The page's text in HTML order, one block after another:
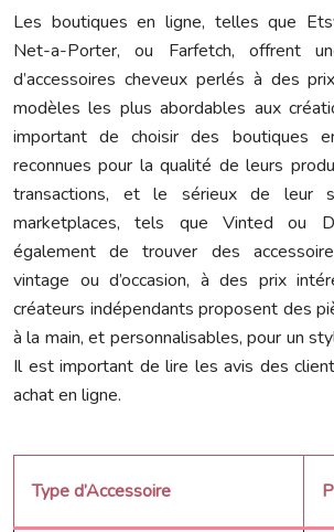
Les boutiques en ligne, telles que
Net-a-Porter, ou Farfetch, offrent
d’accessoires cheveux perlés à des
modèles les plus abordables aux
important de choisir des boutiques
reconnues pour la qualité de leurs
transactions, et le sérieux de leur
marketplaces, tels que Vinted ou
également de trouver des
vintage ou d’occasion, à des prix
créateurs indépendants proposent des
à la main, et personnalisables, pour un
Il est important de lire les avis des
achat en ligne.
Type d’Accessoire